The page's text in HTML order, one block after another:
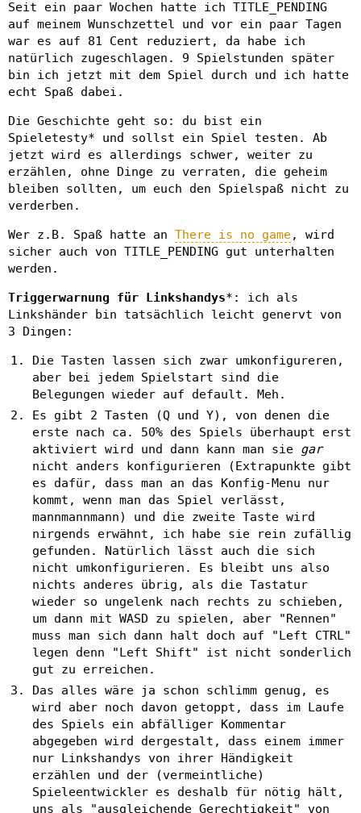
Seit ein paar Wochen hatte ich TITLE_PENDING
auf meinem Wunschzettel und vor ein paar Tagen
war es auf 81 Cent reduziert, da habe ich
natürlich zugeschlagen. 9 Spielstunden später
bin ich jetzt mit dem Spiel durch und ich hatte
echt Spaß dabei.
Die Geschichte geht so: du bist ein
Spieletesty* und sollst ein Spiel testen. Ab
jetzt wird es allerdings schwer, weiter zu
erzählen, ohne Dinge zu verraten, die geheim
bleiben sollten, um euch den Spielspaß nicht zu
verderben.
Wer z.B. Spaß hatte an There is no game, wird
sicher auch von TITLE_PENDING gut unterhalten
werden.
Triggerwarnung für Linkshandys*: ich als
Linkshänder bin tatsächlich leicht genervt von
3 Dingen:
Die Tasten lassen sich zwar umkonfigureren,
aber bei jedem Spielstart sind die
Belegungen wieder auf default. Meh.
Es gibt 2 Tasten (Q und Y), von denen die
erste nach ca. 50% des Spiels überhaupt erst
aktiviert wird und dann kann man sie gar
nicht anders konfigurieren (Extrapunkte gibt
es dafür, dass man an das Konfig-Menu nur
kommt, wenn man das Spiel verlässt,
mannmannmann) und die zweite Taste wird
nirgends erwähnt, ich habe sie rein zufällig
gefunden. Natürlich lässt auch die sich
nicht umkonfigurieren. Es bleibt uns also
nichts anderes übrig, als die Tastatur
wieder so ungelenk nach rechts zu schieben,
um dann mit WASD zu spielen, aber "Rennen"
muss man sich dann halt doch auf "Left CTRL"
legen denn "Left Shift" ist nicht sonderlich
gut zu erreichen.
Das alles wäre ja schon schlimm genug, es
wird aber noch davon getoppt, dass im Laufe
des Spiels ein abfälliger Kommentar
abgegeben wird dergestalt, dass einem immer
nur Linkshandys von ihrer Händigkeit
erzählen und der (vermeintliche)
Spieleentwickler es deshalb für nötig hält,
uns als "ausgleichende Gerechtigkeit" von